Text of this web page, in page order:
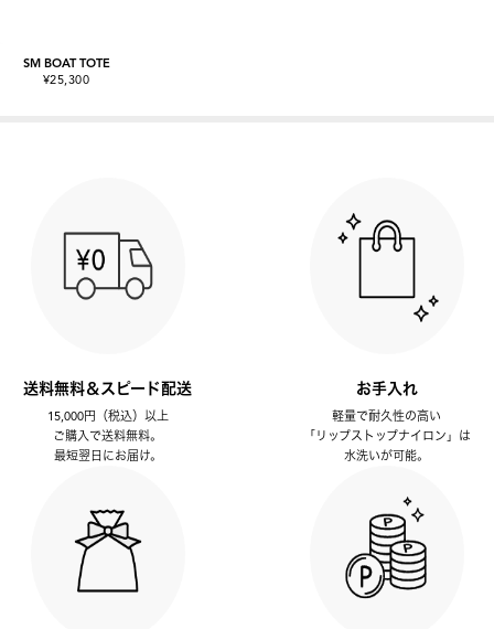
SM BOAT TOTE
¥25,300
送料無料＆スピード配送
15,000円（税込）以上
ご購入で送料無料。
最短翌日にお届け。
お手入れ
軽量で耐久性の高い
「リップストップナイロン」は
水洗いが可能。